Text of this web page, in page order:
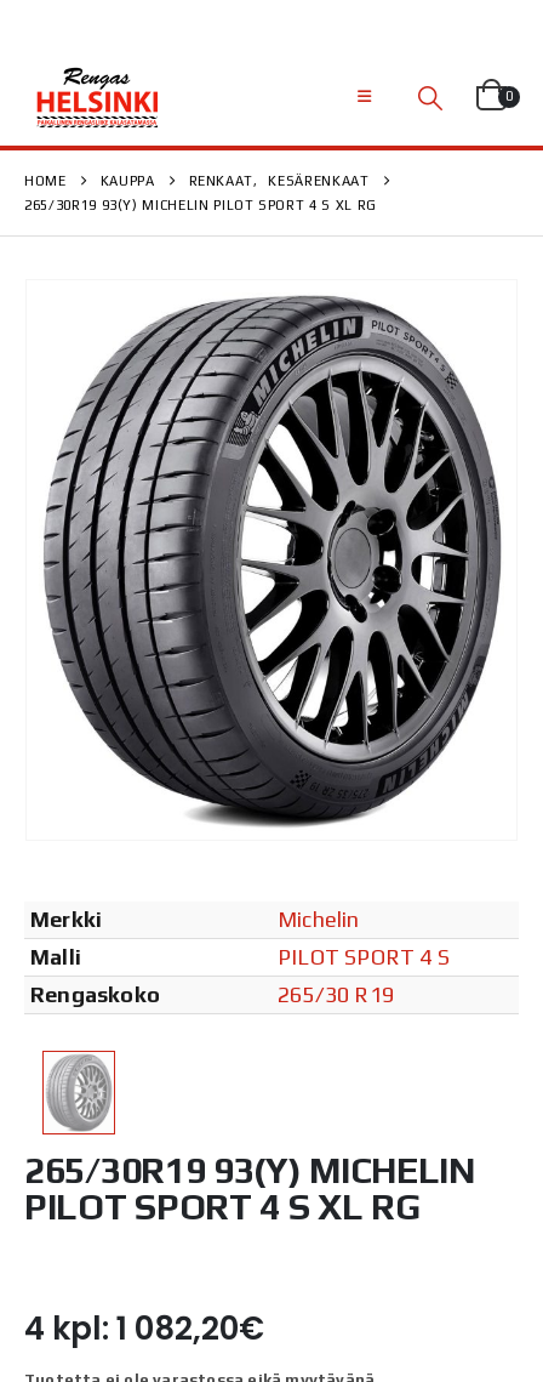
0
HOME KAUPPA RENKAAT,
KESÄRENKAAT
265/30R19 93(Y) MICHELIN PILOT SPORT 4 S XL RG
Merkki
Michelin
Malli
PILOT SPORT 4 S
Rengaskoko
265/30 R19
265/30R19 93(Y) MICHELIN
PILOT SPORT 4 S XL RG
4 kpl: 1 082,20€